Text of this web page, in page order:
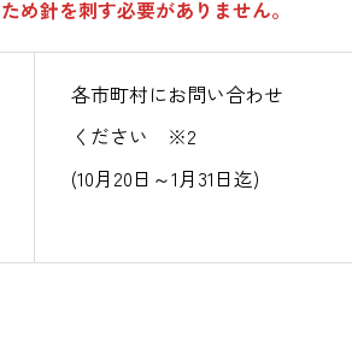
め針を刺す必要がありません。
各市町村にお問い合わせ
ください ※2
(10月20日～1月31日迄)